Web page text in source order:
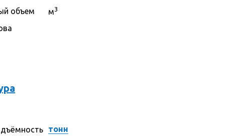
объем
м3
тонн